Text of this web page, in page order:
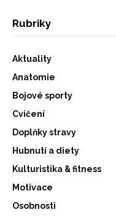
Rubriky
Aktuality
Anatomie
Bojové sporty
Cvičení
Doplňky stravy
Hubnutí a diety
Kulturistika & fitness
Motivace
Osobnosti